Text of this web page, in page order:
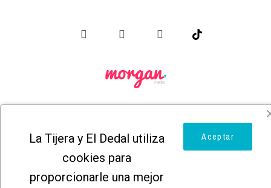
La Tijera y El Dedal utiliza
cookies para
proporcionarle una mejor
Aceptar